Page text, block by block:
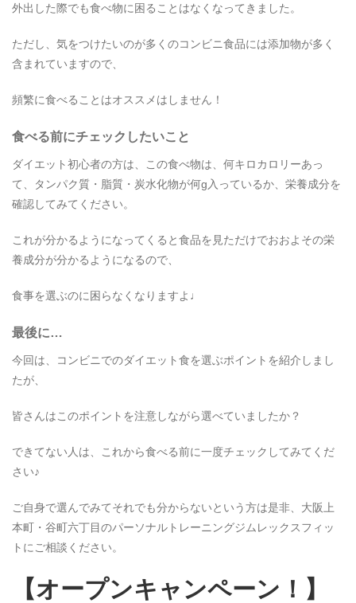
外出した際でも食べ物に困ることはなくなってきました。
ただし、気をつけたいのが多くのコンビニ食品には添加物が多く
含まれていますので、
頻繁に食べることはオススメはしません！
食べる前にチェックしたいこと
ダイエット初心者の方は、この食べ物は、何キロカロリーあっ
て、タンパク質・脂質・炭水化物が何g入っているか、栄養成分を
確認してみてください。
これが分かるようになってくると食品を見ただけでおおよその栄
養成分が分かるようになるので、
食事を選ぶのに困らなくなりますよ♩
最後に…
今回は、コンビニでのダイエット食を選ぶポイントを紹介しまし
たが、
皆さんはこのポイントを注意しながら選べていましたか？
できてない人は、これから食べる前に一度チェックしてみてくだ
さい♪
ご自身で選んでみてそれでも分からないという方は是非、大阪上
本町・谷町六丁目のパーソナルトレーニングジムレックスフィッ
トにご相談ください。
【オープンキャンペーン！】